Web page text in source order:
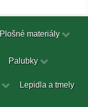
Plošné materiály
Palubky
Lepidla a tmely